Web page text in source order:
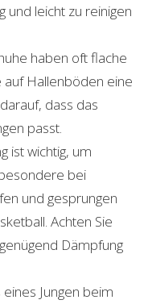
und leicht zu reinigen
haben oft flache
Hallenböden eine
dass das
passt.
ist wichtig, um
bei
und gesprungen
Achten Sie
Dämpfung
Jungen beim